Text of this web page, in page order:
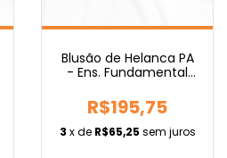
Blusão de Helanca PA
- Ens. Fundamental
R$195,75
3 x de R$65,25 sem juros